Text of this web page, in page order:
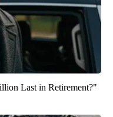
Last in Retirement?"